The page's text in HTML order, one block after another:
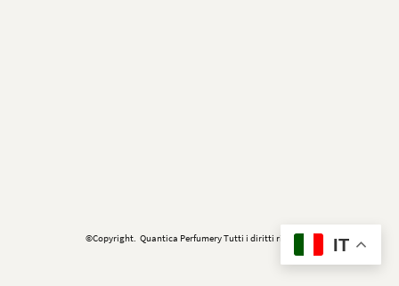
©Copyright. Quantica Perfumery Tutti i diritti riservati. IT